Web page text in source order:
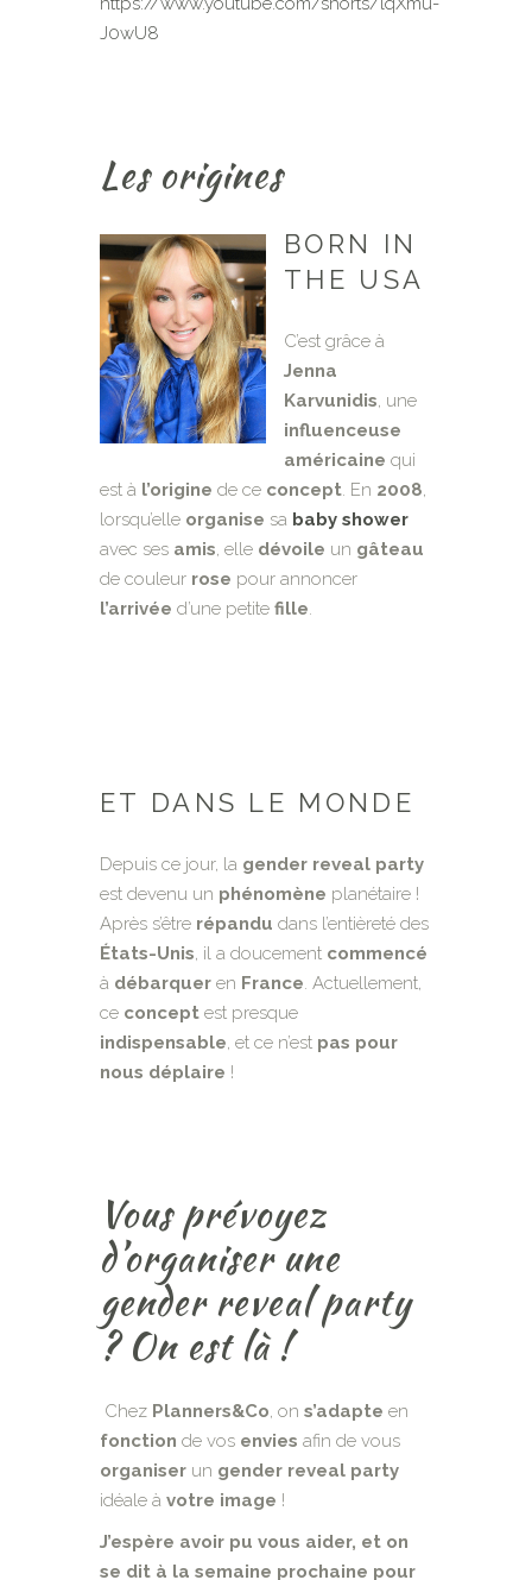
J0wU8
Les origines
BORN IN
THE USA
C’est grâce à
Jenna
Karvunidis , une
influenceuse
américaine qui
est à l’origine de ce concept . En 2008
lorsqu’elle organise sa baby shower
avec ses amis , elle dévoile un gâteau
de couleur rose pour annoncer
l’arrivée d’une petite fille
ET DANS LE MONDE
Depuis ce jour, la gender reveal party
est devenu un phénomène planétaire !
Après s’être répandu dans l’entièreté des
États-Unis , il a doucement commencé
à débarquer en France . Actuellement,
ce concept est presque
indispensable , et ce n’est pas pour
nous déplaire !
Vous prévoyez
d’organiser une
gender reveal party
? On est là !
Chez Planners&Co , on s’adapte en
fonction de vos envies afin de vous
organiser un gender reveal party
idéale à votre image !
J’espère avoir pu vous aider, et on
se dit à la semaine prochaine pour